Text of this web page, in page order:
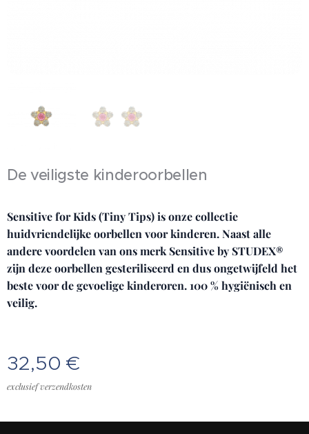
De veiligste kinderoorbellen
Sensitive for Kids (Tiny Tips) is onze collectie
huidvriendelijke oorbellen voor kinderen. Naast alle
andere voordelen van ons merk Sensitive by STUDEX®
zijn deze oorbellen gesteriliseerd en dus ongetwijfeld het
beste voor de gevoelige kinderoren. 100 % hygiënisch en
veilig.
32,50 €
exclusief verzendkosten